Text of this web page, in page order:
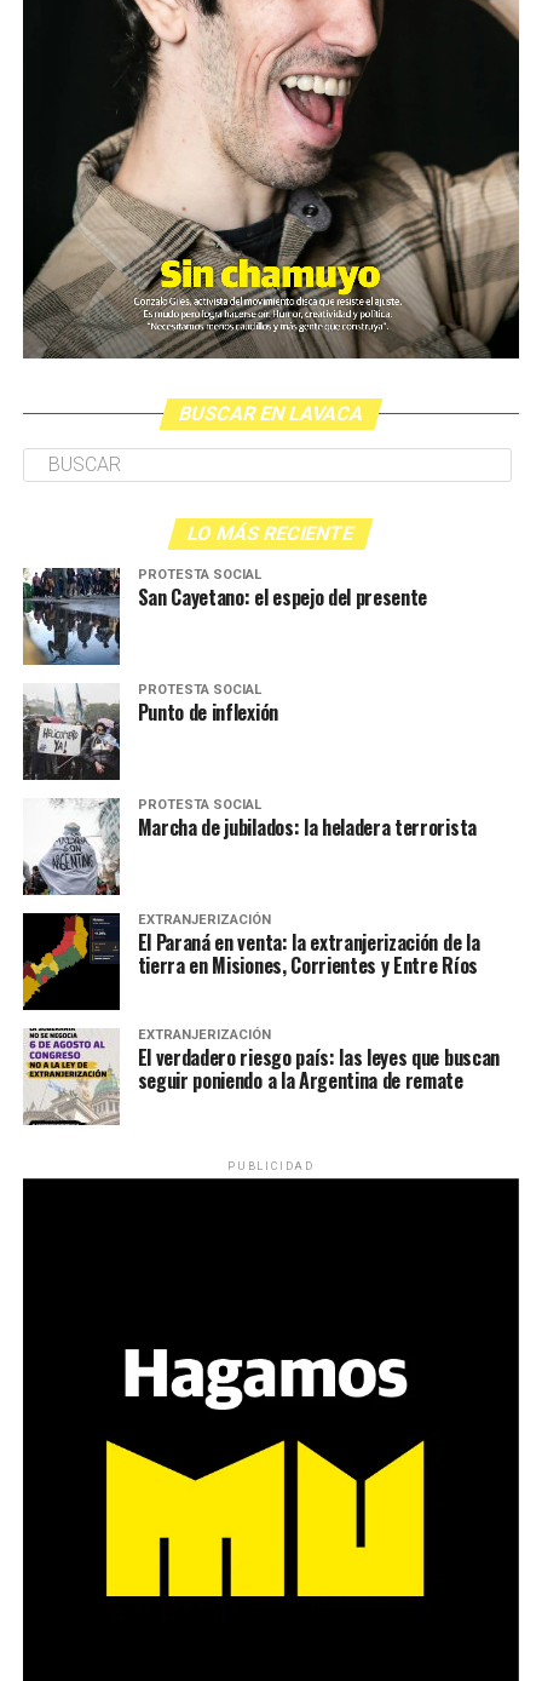
BUSCAR EN LAVACA
LO MÁS RECIENTE
PROTESTA SOCIAL
San Cayetano: el espejo del presente
PROTESTA SOCIAL
Punto de inflexión
PROTESTA SOCIAL
Marcha de jubilados: la heladera terrorista
EXTRANJERIZACIÓN
El Paraná en venta: la extranjerización de la
tierra en Misiones, Corrientes y Entre Ríos
EXTRANJERIZACIÓN
El verdadero riesgo país: las leyes que buscan
seguir poniendo a la Argentina de remate
PUBLICIDAD